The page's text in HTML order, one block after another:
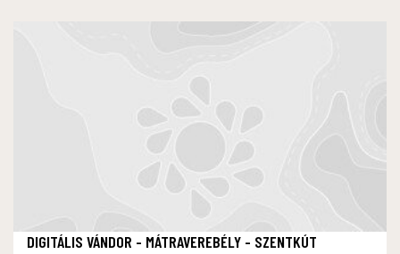
DIGITÁLIS VÁNDOR - MÁTRAVEREBÉLY - SZENTKÚT